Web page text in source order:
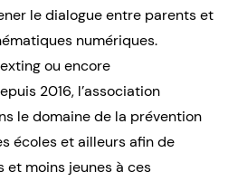
le dialogue entre parents et
numériques.
ou encore
2016, l’association
le domaine de la prévention
écoles et ailleurs afin de
et moins jeunes à ces